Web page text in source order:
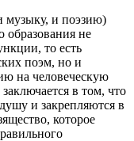
музыку, и поэзию)
образования не
то есть
поэм, но и
на человеческую
в том, что
и закрепляются в
которое